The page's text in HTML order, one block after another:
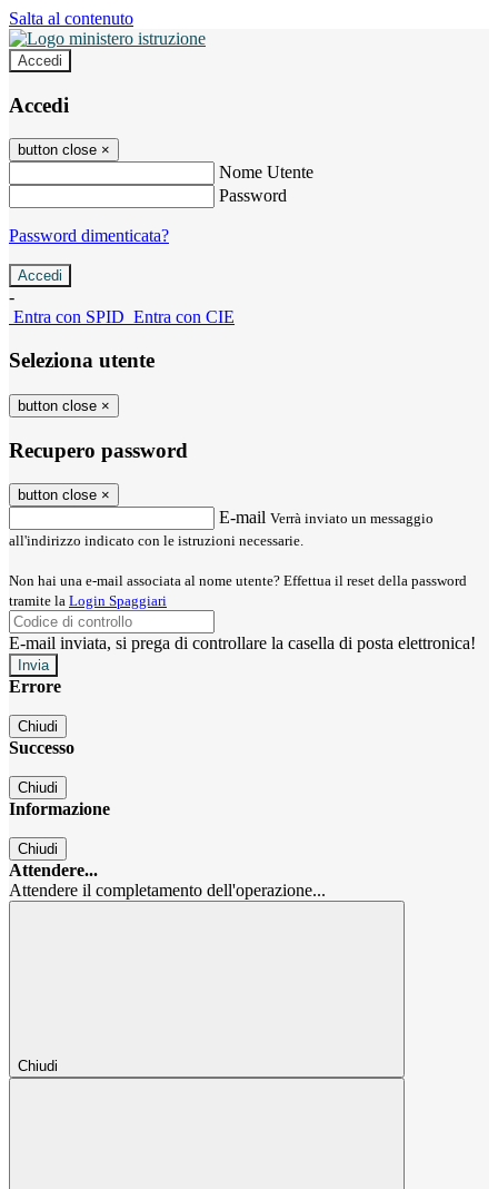
Salta al contenuto
Accedi
Accedi
button close ×
Nome Utente
Password
Password dimenticata?
-
Entra con SPID Entra con CIE
Seleziona utente
button close ×
Recupero password
button close ×
E-mail Verrà inviato un messaggio
all'indirizzo indicato con le istruzioni necessarie.
Non hai una e-mail associata al nome utente? Effettua il reset della password
tramite la Login Spaggiari
E-mail inviata, si prega di controllare la casella di posta elettronica!
Errore
Chiudi
Successo
Chiudi
Informazione
Chiudi
Attendere...
Attendere il completamento dell'operazione...
Chiudi